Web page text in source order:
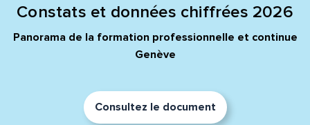
Constats et données chiffrées 2026
Panorama de la formation professionnelle et continue
Genève
Consultez le document